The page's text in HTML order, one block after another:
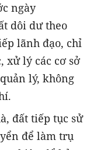
ngày
dôi dư theo
lãnh đạo, chỉ
xử lý các cơ sở
lý, không
đất tiếp tục sử
để làm trụ